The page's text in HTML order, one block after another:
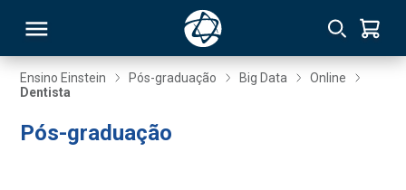
Ensino Einstein Pós-graduação Big Data
Online
Dentista
Pós-graduação